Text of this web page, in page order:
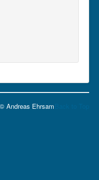
Andreas Ehrsam